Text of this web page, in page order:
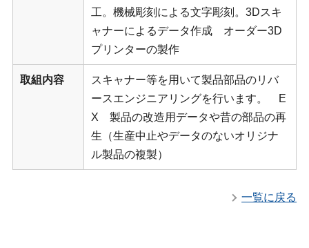
工。機械彫刻による文字彫刻。3Dスキ
ャナーによるデータ作成 オーダー3D
プリンターの製作
取組内容
スキャナー等を用いて製品部品のリバ
ースエンジニアリングを行います。 E
X 製品の改造用データや昔の部品の再
生（生産中止やデータのないオリジナ
ル製品の複製）
一覧に戻る